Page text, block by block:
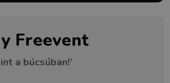
Freevent
a búcsúban!’